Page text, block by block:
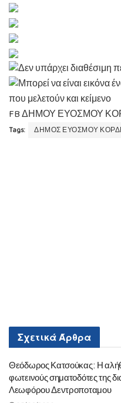
FB ΔΗΜΟΥ ΕΥΟΣΜΟΥ
Tags: ΔΗΜΟΣ ΕΥΟΣΜΟΥ
ΣχετικάΆρθρα
Θεόδωρος Κατσούκας: Η
φωτεινούς σηματοδότες της
Λεωφόρου Δεντροποταμου